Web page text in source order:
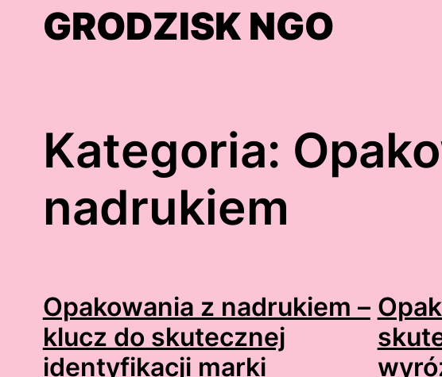
GRODZISK NGO
Kategoria:
nadrukiem
Opakowania z nadrukiem –
klucz do skutecznej
identyfikacji marki